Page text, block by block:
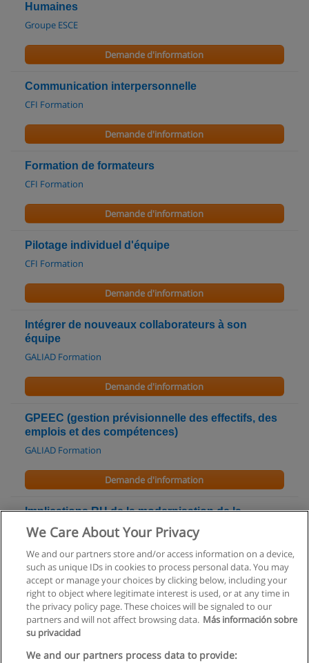
Humaines
Groupe ESCE
Demande d'information
Communication interpersonnelle
CFI Formation
Demande d'information
Formation de formateurs
CFI Formation
Demande d'information
Pilotage individuel d'équipe
CFI Formation
Demande d'information
Intégrer de nouveaux collaborateurs à son
équipe
GALIAD Formation
Demande d'information
GPEEC (gestion prévisionnelle des effectifs, des
emplois et des compétences)
GALIAD Formation
Demande d'information
Implications RH de la modernisation de la
fonction publique
Demande d'information
Règles d'utilisation
We Care About Your Privacy
We and our partners store and/or access information on a device,
such as unique IDs in cookies to process personal data. You may
accept or manage your choices by clicking below, including your
right to object where legitimate interest is used, or at any time in
the privacy policy page. These choices will be signaled to our
partners and will not affect browsing data. Más información sobre
su privacidad
We and our partners process data to provide: